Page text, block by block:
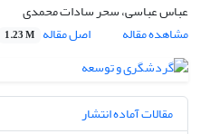
عباس عباسی، سحر سادات محمدی
مشاهده مقاله
اصل مقاله 1.23 M
مقالات آماده انتشار